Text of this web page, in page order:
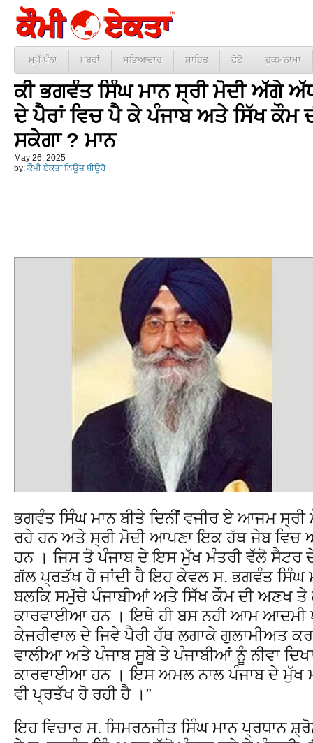
ਮੁਖੱ ਪੰਨਾ ਖ਼ਬਰਾਂ ਸਭਿਆਚਾਰ ਸਾਹਿਤ ਫੋਟੋ ਹੁਕਮਨਾਮਾ
ਕੀ ਭਗਵੰਤ ਸਿੰਘ ਮਾਨ ਸ੍ਰੀ ਮੋਦੀ ਅੱਗੇ
ਦੇ ਪੈਰਾਂ ਵਿਚ ਪੈ ਕੇ ਪੰਜਾਬ ਅਤੇ ਸਿੱਖ ਕੌਮ
ਸਕੇਗਾ ? ਮਾਨ
May 26, 2025
by: ਕੌਮੀ ਏਕਤਾ ਨਿਊਜ਼ ਬੀਊਰੋ
ਭਗਵੰਤ ਸਿੰਘ ਮਾਨ ਬੀਤੇ ਦਿਨੀਂ ਵਜੀਰ ਏ ਆਜਮ
ਰਹੇ ਹਨ ਅਤੇ ਸ੍ਰੀ ਮੋਦੀ ਆਪਣਾ ਇਕ ਹੱਥ ਜੇਬ
ਹਨ । ਜਿਸ ਤੋ ਪੰਜਾਬ ਦੇ ਇਸ ਮੁੱਖ ਮੰਤਰੀ ਵੱਲੋ ਸੈਟਰ ਦੇ
ਗੱਲ ਪ੍ਰਤੱਖ ਹੋ ਜਾਂਦੀ ਹੈ ਇਹ ਕੇਵਲ ਸ. ਭਗਵੰਤ ਸਿੰਘ
ਬਲਕਿ ਸਮੁੱਚੇ ਪੰਜਾਬੀਆਂ ਅਤੇ ਸਿੱਖ ਕੌਮ ਦੀ ਅਣਖ ਤੇ
ਕਾਰਵਾਈਆ ਹਨ । ਇਥੇ ਹੀ ਬਸ ਨਹੀ ਆਮ ਆਦਮੀ
ਕੇਜਰੀਵਾਲ ਦੇ ਜਿਵੇ ਪੈਰੀ ਹੱਥ ਲਗਾਕੇ ਗੁਲਾਮੀਅਤ
ਵਾਲੀਆ ਅਤੇ ਪੰਜਾਬ ਸੂਬੇ ਤੇ ਪੰਜਾਬੀਆਂ ਨੂੰ ਨੀਵਾ
ਕਾਰਵਾਈਆ ਹਨ । ਇਸ ਅਮਲ ਨਾਲ ਪੰਜਾਬ ਦੇ ਮੁੱਖ
ਵੀ ਪ੍ਰਤੱਖ ਹੋ ਰਹੀ ਹੈ ।”
ਇਹ ਵਿਚਾਰ ਸ. ਸਿਮਰਨਜੀਤ ਸਿੰਘ ਮਾਨ ਪ੍ਰਧਾਨ